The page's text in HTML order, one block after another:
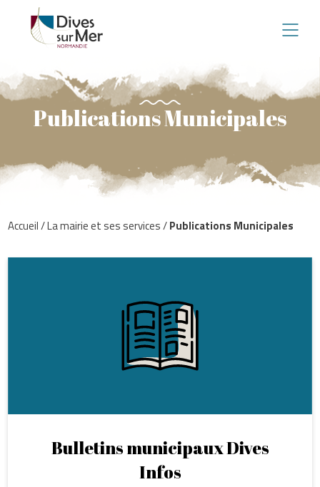
Publications Municipales
Accueil/La mairie et ses services/Publications Municipales
Bulletins municipaux Dives
Infos